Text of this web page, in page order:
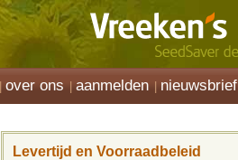
over ons aanmelden nieuwsbrief
Levertijd en Voorraadbeleid